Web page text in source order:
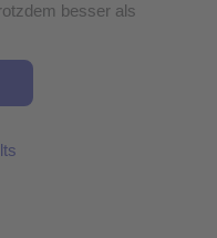
besser als